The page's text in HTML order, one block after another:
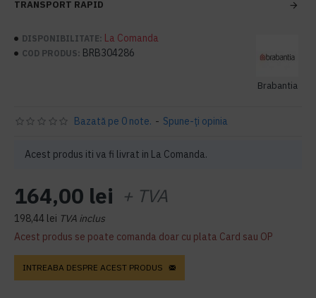
TRANSPORT RAPID
DISPONIBILITATE: La Comanda
COD PRODUS: BRB304286
Brabantia
Acest produs iti va fi livrat in La Comanda.
Bazată pe 0 note. - Spune-ţi opinia
164,00 lei + TVA
198,44 lei TVA inclus
Acest produs se poate comanda doar cu plata Card sau OP
INTREABA DESPRE ACEST PRODUS